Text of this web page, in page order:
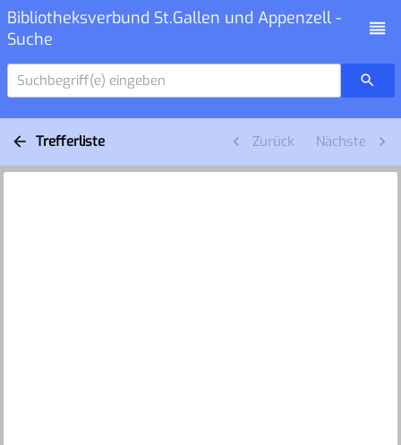
Bibliotheksverbund St.Gallen und Appenzell -
Suche
Suchbegriff(e) eingeben
Trefferliste Zurück Nächste